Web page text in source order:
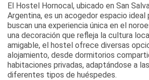
El Hostel Hornocal, ubicado en San
Argentina, es un acogedor espacio ideal
buscan una experiencia única en el
una decoración que refleja la cultura
amigable, el hostel ofrece diversas
alojamiento, desde dormitorios
habitaciones privadas, adaptándose a
diferentes tipos de huéspedes.